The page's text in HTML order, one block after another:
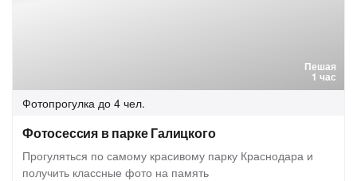
Пешая
1 час
Фотопрогулка до 4 чел.
Фотосессия в парке Галицкого
Прогуляться по самому красивому парку Краснодара и
получить классные фото на память